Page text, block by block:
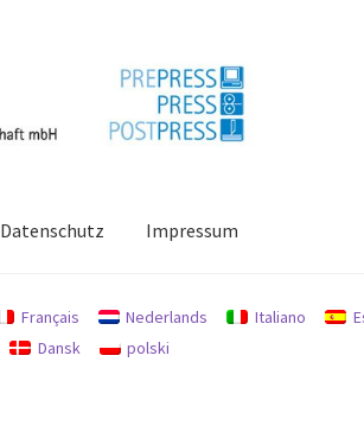
Datenschutz Impressum
Français Nederlands Italiano
Dansk polski